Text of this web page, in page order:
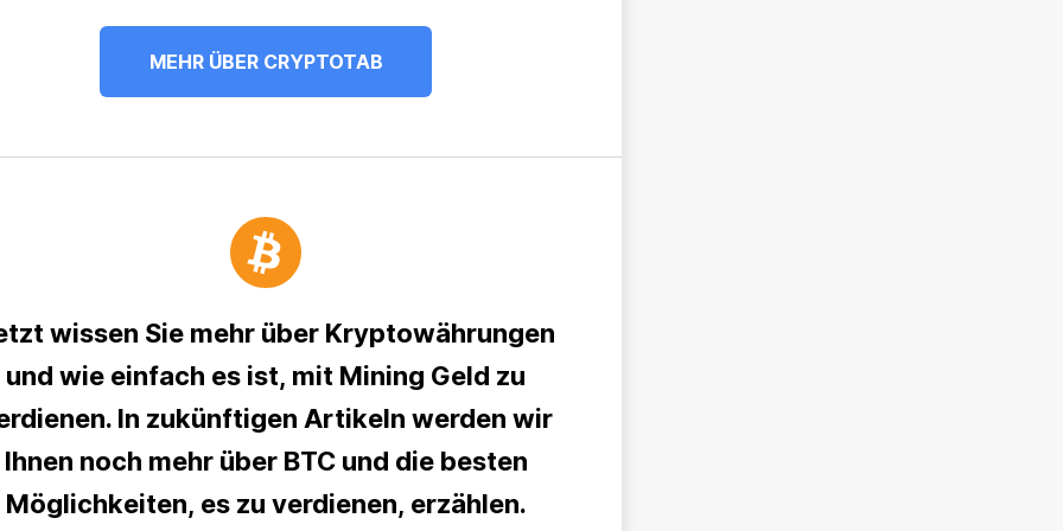
MEHR ÜBER CRYPTOTAB
wissen Sie mehr über Kryptowährungen
und wie einfach es ist, mit Mining Geld zu
In zukünftigen Artikeln werden wir
Ihnen noch mehr über BTC und die besten
Möglichkeiten, es zu verdienen, erzählen.